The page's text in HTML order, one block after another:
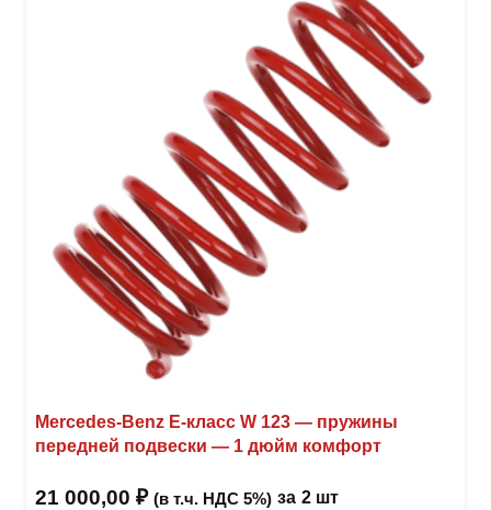
Mercedes-Benz Е-класс W 123 — пружины
передней подвески — 1 дюйм комфорт
21 000,00 ₽ (в т.ч. НДС 5%) за 2 шт